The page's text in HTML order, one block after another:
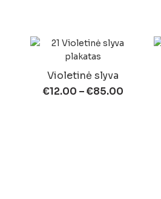
Violetinė slyva
€12.00 –€85.00